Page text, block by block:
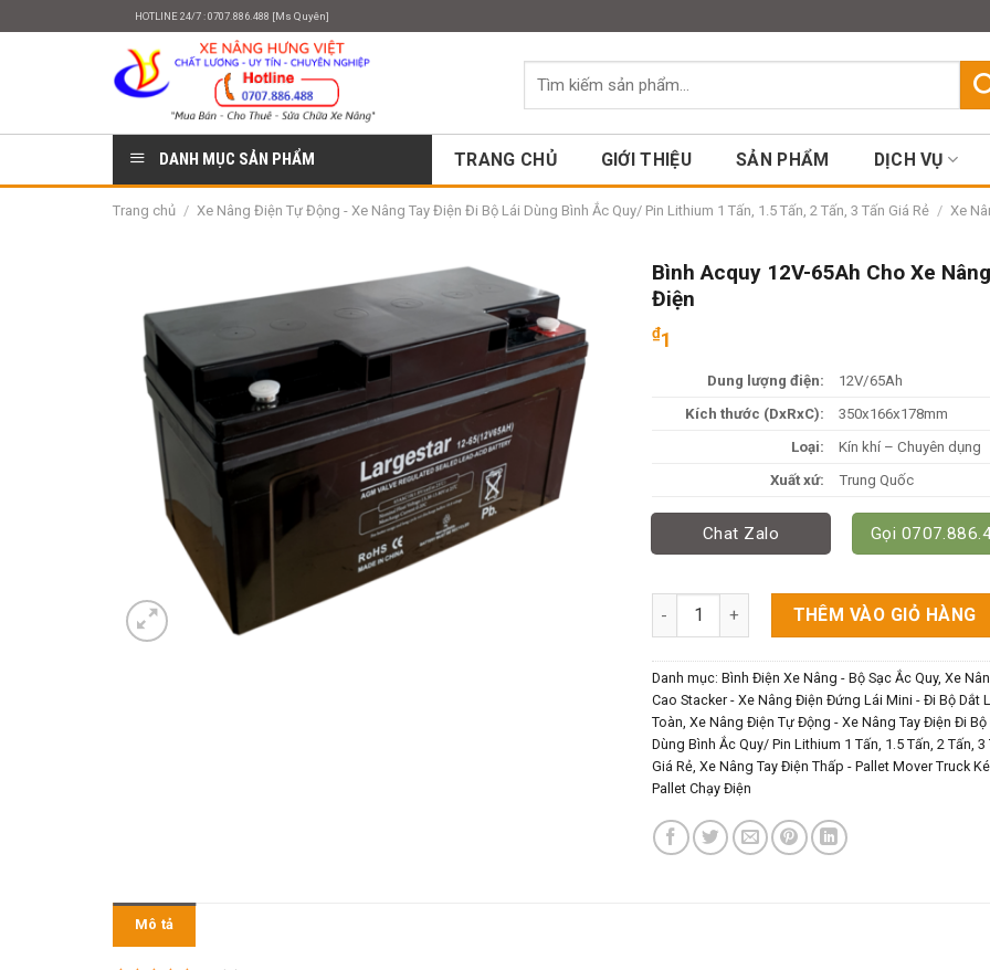
HOTLINE 24/7 : 0707.886.488 [Ms Quyên]
Tìm
DANH MỤC SẢN PHẨM
TRANG CHỦ GIỚI THIỆU SẢN PHẨM DỊCH VỤ
Trang chủ / Xe Nâng Điện Tự Động - Xe Nâng Tay Điện Đi Bộ Lái Dùng Bình Ắc Quy/ Pin Lithium 1 Tấn, 1.5 Tấn, 2 Tấn, 3 Tấn Giá Rẻ / Xe
Bình Acquy 12V-65Ah Cho Xe
Điện
₫1
Dung lượng điện:
12V/65Ah
Kích thước (DxRxC):
350x166x178mm
Loại:
Kín khí – Chuyên dụng
Xuất xứ:
Trung Quốc
Chat Zalo Gọi
Bình Acquy 12V-65Ah Cho Xe Nâng Tay Điện
THÊM VÀO GIỎ HÀNG
Danh mục: Bình Điện Xe Nâng - Bộ Sạc Ắc Quy, Xe
Cao Stacker - Xe Nâng Điện Đứng Lái Mini - Đi Bộ Dắt
Toàn Xe Nâng Điện Tự Động - Xe Nâng Tay Điện Đi Bộ
Dùng Bình Ắc Quy/ Pin Lithium 1 Tấn, 1.5 Tấn, 2 Tấn, 3
Giá Rẻ, Xe Nâng Tay Điện Thấp - Pallet Mover Truck
Pallet Chạy Điện
Mô tả